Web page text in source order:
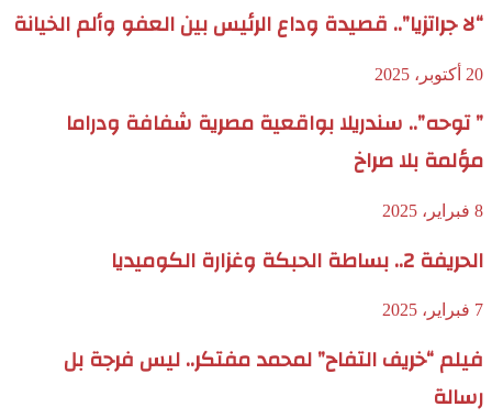
“لا جراتزيا”.. قصيدة وداع الرئيس بين العفو وألم الخيانة
20 أكتوبر، 2025
” توحه”.. سندريلا بواقعية مصرية شفافة ودراما
مؤلمة بلا صراخ
8 فبراير، 2025
الحريفة 2.. بساطة الحبكة وغزارة الكوميديا
7 فبراير، 2025
فيلم “خريف التفاح” لمحمد مفتكر.. ليس فرجة بل
رسالة